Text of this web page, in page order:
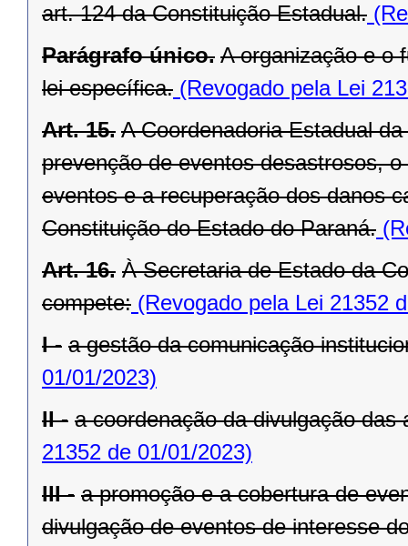
art. 124 da Constituição Estadual.
Parágrafo único. A organização e o
lei específica. (Revogado pela Lei
Art. 15. A Coordenadoria Estadual
prevenção de eventos desastrosos,
eventos e a recuperação dos danos
Constituição do Estado do Paraná.
Art. 16. À Secretaria de Estado da
compete: (Revogado pela Lei 21352
I - a gestão da comunicação
01/01/2023)
II - a coordenação da divulgação das
21352 de 01/01/2023)
III - a promoção e a cobertura de
divulgação de eventos de interesse